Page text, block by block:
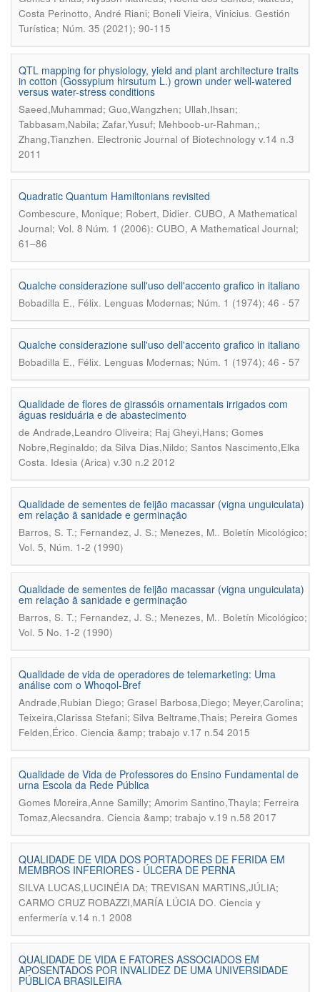
Costa Perinotto, André Riani; Boneli Vieira, Vinicius. Gestión
Turística; Núm. 35 (2021); 90-115
QTL mapping for physiology, yield and plant architecture traits
in cotton (Gossypium hirsutum L.) grown under well-watered
versus water-stress conditions
Saeed,Muhammad; Guo,Wangzhen; Ullah,Ihsan;
Tabbasam,Nabila; Zafar,Yusuf; Mehboob-ur-Rahman,;
Zhang,Tianzhen. Electronic Journal of Biotechnology v.14 n.3
2011
Quadratic Quantum Hamiltonians revisited
Combescure, Monique; Robert, Didier. CUBO, A Mathematical
Journal; Vol. 8 Núm. 1 (2006): CUBO, A Mathematical Journal;
61–86
Qualche considerazione sull'uso dell'accento grafico in italiano
Bobadilla E., Félix. Lenguas Modernas; Núm. 1 (1974); 46 - 57
Qualche considerazione sull'uso dell'accento grafico in italiano
Bobadilla E., Félix. Lenguas Modernas; Núm. 1 (1974); 46 - 57
Qualidade de flores de girassóis ornamentais irrigados com
águas residuária e de abastecimento
de Andrade,Leandro Oliveira; Raj Gheyi,Hans; Gomes
Nobre,Reginaldo; da Silva Dias,Nildo; Santos Nascimento,Elka
Costa. Idesia (Arica) v.30 n.2 2012
Qualidade de sementes de feijão macassar (vigna unguiculata)
em relação ã sanidade e germinação
Barros, S. T.; Fernandez, J. S.; Menezes, M.. Boletín Micológico;
Vol. 5, Núm. 1-2 (1990)
Qualidade de sementes de feijão macassar (vigna unguiculata)
em relação ã sanidade e germinação
Barros, S. T.; Fernandez, J. S.; Menezes, M.. Boletín Micológico;
Vol. 5 No. 1-2 (1990)
Qualidade de vida de operadores de telemarketing: Uma
análise com o Whoqol-Bref
Andrade,Rubian Diego; Grasel Barbosa,Diego; Meyer,Carolina;
Teixeira,Clarissa Stefani; Silva Beltrame,Thais; Pereira Gomes
Felden,Érico. Ciencia &amp; trabajo v.17 n.54 2015
Qualidade de Vida de Professores do Ensino Fundamental de
urna Escola da Rede Pública
Gomes Moreira,Anne Samilly; Amorim Santino,Thayla; Ferreira
Tomaz,Alecsandra. Ciencia &amp; trabajo v.19 n.58 2017
QUALIDADE DE VIDA DOS PORTADORES DE FERIDA EM
MEMBROS INFERIORES - ÚLCERA DE PERNA
SILVA LUCAS,LUCINÉIA DA; TREVISAN MARTINS,JÚLIA;
CARMO CRUZ ROBAZZI,MARÍA LÚCIA DO. Ciencia y
enfermería v.14 n.1 2008
QUALIDADE DE VIDA E FATORES ASSOCIADOS EM
APOSENTADOS POR INVALIDEZ DE UMA UNIVERSIDADE
PÚBLICA BRASILEIRA